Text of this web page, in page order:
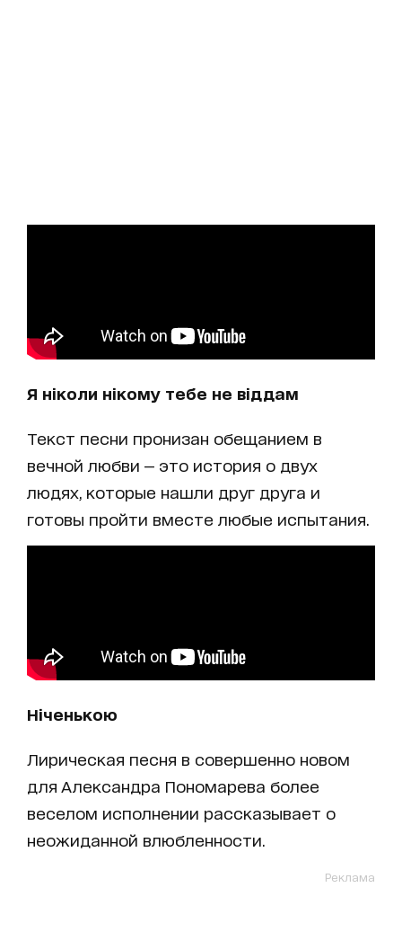
Я ніколи нікому тебе не віддам
Текст песни пронизан обещанием в
вечной любви — это история о двух
людях, которые нашли друг друга и
готовы пройти вместе любые испытания.
Ніченькою
Лирическая песня в совершенно новом
для Александра Пономарева более
веселом исполнении рассказывает о
неожиданной влюбленности.
Реклама